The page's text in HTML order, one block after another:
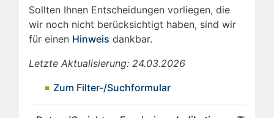
Sollten Ihnen Entscheidungen vorliegen, die
wir noch nicht berücksichtigt haben, sind wir
für einen Hinweis dankbar.
Letzte Aktualisierung: 24.03.2026
Zum Filter-/Suchformular